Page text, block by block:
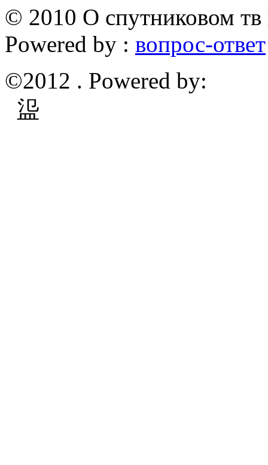
© 2010 О спутниковом тв
Powered by : вопрос-ответ
©2012 . Powered by:
䀀